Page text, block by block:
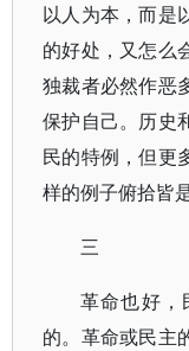
以人为本，而是
的好处，又怎么
独裁者必然作恶
保护自己。历史
民的特例，但更
样的例子俯拾皆
三
革命也好，
的。革命或民主